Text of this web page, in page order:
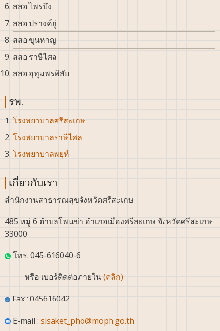
สสอ.ไพรบึง
สสอ.ปรางค์กู่
สสอ.ขุนหาญ
สสอ.ราษีไศล
สสอ.อุทุมพรพิสัย
รพ.
โรงพยาบาลศรีสะเกษ
โรงพยาบาลราษีไศล
โรงพยาบาลพยุห์
เกี่ยวกับเรา
สำนักงานสาธารณสุขจังหวัดศรีสะเกษ
485 หมู่ 6 ตำบลโพนข่า อำเภอเมืองศรีสะเกษ จังหวัดศรีสะเกษ
33000
โทร. 045-616040-6
หรือ เบอร์ติดต่อภายใน(คลิก)
Fax : 045616042
E-mail : sisaket_pho@moph.go.th